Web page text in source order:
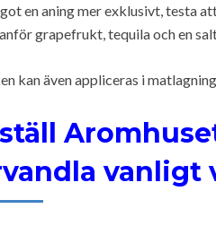
en aning mer exklusivt, testa
grapefrukt, tequila och en
kan även appliceras i
vanligt